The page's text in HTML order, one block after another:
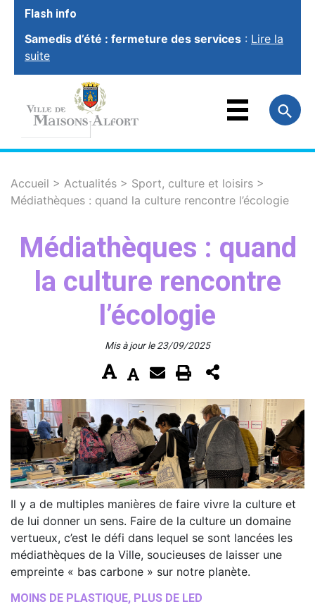
Flash info
Samedis d’été : fermeture des services : Lire la
suite
VOTRE MAIRIE
FAMILLEET ÉDUCATION
VOTRE CADREDE VIE
SOCIAL ET SOLIDARITÉ
VIE ÉCONOMIQUEET EMPLOI
SPORT, CULTUREET LOISIRS
Accueil > Actualités > Sport, culture et loisirs >
Médiathèques : quand la culture rencontre l’écologie
Médiathèques : quand
la culture rencontre
l’écologie
Mis à jour le 23/09/2025
Il y a de multiples manières de faire vivre la culture et
de lui donner un sens. Faire de la culture un domaine
vertueux, c’est le défi dans lequel se sont lancées les
médiathèques de la Ville, soucieuses de laisser une
empreinte « bas carbone » sur notre planète.
MOINS DE PLASTIQUE, PLUS DE LED